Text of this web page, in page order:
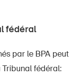
fédéral
par le BPA peut
Tribunal fédéral: